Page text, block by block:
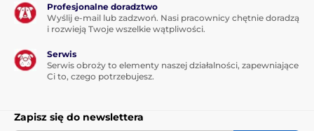
Profesjonalne doradztwo
Wyślij e-mail lub zadzwoń. Nasi pracownicy chętnie doradzą
i rozwieją Twoje wszelkie wątpliwości.
Serwis
Serwis obroży to elementy naszej działalności, zapewniające
Ci to, czego potrzebujesz.
Zapisz się do newslettera